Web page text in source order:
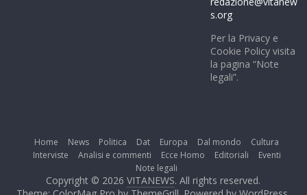
s.org
Per la Privacy e
Cookie Policy visita
la pagina “Note
legali”.
Home News Politica Dat Europa Dal mondo
Cultura
Interviste
Analisi e commenti Ecce Homo Editoriali
Eventi
Note legali
Copyright © 2026VITANEWS. All rights reserved.